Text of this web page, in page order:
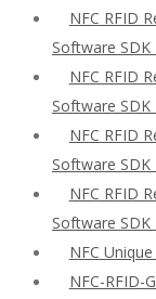
NFC RFID
Software
NFC RFID
Software
NFC RFID
Software
NFC RFID
Software
NFC
NFC-RFID-